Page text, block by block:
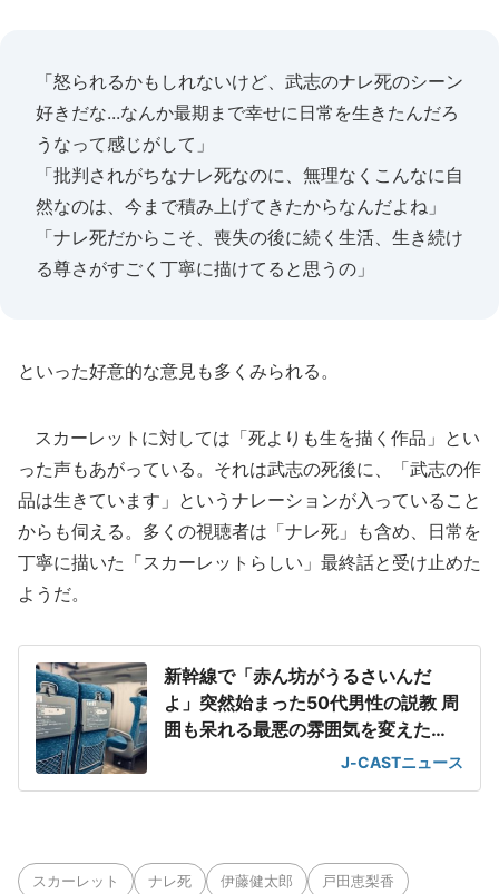
「怒られるかもしれないけど、武志のナレ死のシーン
好きだな...なんか最期まで幸せに日常を生きたんだろ
うなって感じがして」
「批判されがちなナレ死なのに、無理なくこんなに自
然なのは、今まで積み上げてきたからなんだよね」
「ナレ死だからこそ、喪失の後に続く生活、生き続け
る尊さがすごく丁寧に描けてると思うの」
といった好意的な意見も多くみられる。
スカーレットに対しては「死よりも生を描く作品」とい
った声もあがっている。それは武志の死後に、「武志の作
品は生きています」というナレーションが入っていること
からも伺える。多くの視聴者は「ナレ死」も含め、日常を
丁寧に描いた「スカーレットらしい」最終話と受け止めた
ようだ。
新幹線で「赤ん坊がうるさいんだ
よ」突然始まった50代男性の説教 周
囲も呆れる最悪の雰囲気を変えた
J-CASTニュース
スカーレット ナレ死 伊藤健太郎 戸田恵梨香